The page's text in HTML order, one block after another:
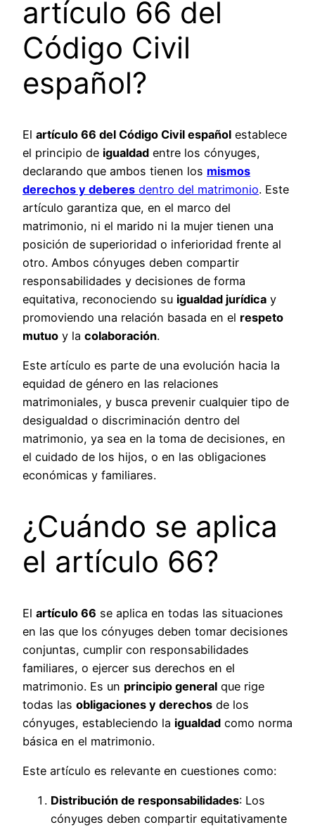
artículo 66 del
Código Civil
español?
El artículo 66 del Código Civil español establece
el principio de igualdad entre los cónyuges,
declarando que ambos tienen los mismos
derechos y deberes dentro del matrimonio. Este
artículo garantiza que, en el marco del
matrimonio, ni el marido ni la mujer tienen una
posición de superioridad o inferioridad frente al
otro. Ambos cónyuges deben compartir
responsabilidades y decisiones de forma
equitativa, reconociendo su igualdad jurídica y
promoviendo una relación basada en el respeto
mutuo y la colaboración.
Este artículo es parte de una evolución hacia la
equidad de género en las relaciones
matrimoniales, y busca prevenir cualquier tipo de
desigualdad o discriminación dentro del
matrimonio, ya sea en la toma de decisiones, en
el cuidado de los hijos, o en las obligaciones
económicas y familiares.
¿Cuándo se aplica
el artículo 66?
El artículo 66 se aplica en todas las situaciones
en las que los cónyuges deben tomar decisiones
conjuntas, cumplir con responsabilidades
familiares, o ejercer sus derechos en el
matrimonio. Es un principio general que rige
todas las obligaciones y derechos de los
cónyuges, estableciendo la igualdad como norma
básica en el matrimonio.
Este artículo es relevante en cuestiones como:
Distribución de responsabilidades: Los
cónyuges deben compartir equitativamente